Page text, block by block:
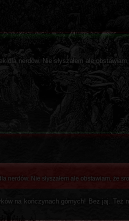
nerdów. Nie słyszałem ale
nerdów. Nie słyszałem ale obstawiam, że
na kończynach górnych! Bez jaj. Też